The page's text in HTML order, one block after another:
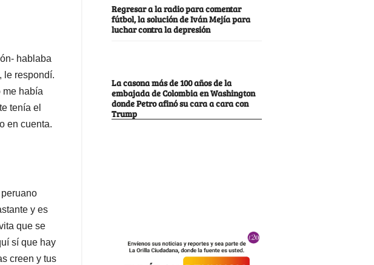
hablaba
le respondí.
me había
tenía el
en cuenta.
y es
que se
sí que hay
creen y tus
Regresar a la radio para comentar
fútbol, la solución de Iván Mejía para
luchar contra la depresión
La casona más de 100 años de la
embajada de Colombia en Washington
donde Petro afinó su cara a cara con
Trump